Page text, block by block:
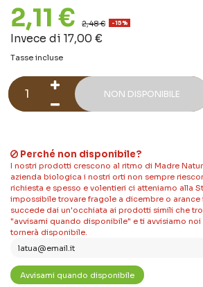
2,11 € 2,48 € -15%
Invece di 17,00 €
Tasse incluse
NON DISPONIBILE
Perché non disponibile?
I nostri prodotti crescono al ritmo di Madre
azienda biologica i nostri orti non sempre
richiesta e spesso e volentieri ci atteniamo alla
impossibile trovare fragole a dicembre o arance
succede dai un'occhiata ai prodotti simili che
"avvisami quando disponibile" e ti avvisiamo
tornerà disponibile.